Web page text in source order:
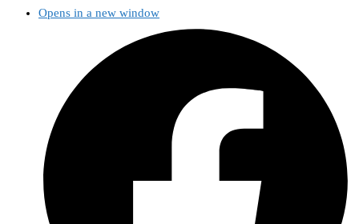
Opens in a new window